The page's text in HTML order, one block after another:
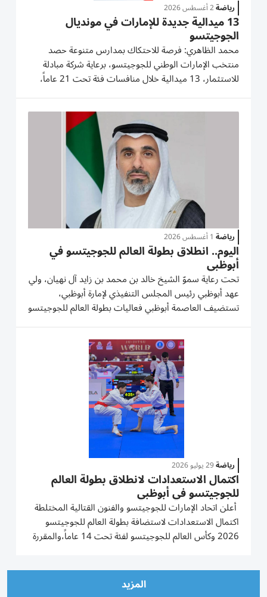
رياضة2 أغسطس 2026
13 ميدالية جديدة للإمارات في مونديال
الجوجيتسو
محمد الظاهري: فرصة للاحتكاك بمدارس متنوعة حصد
منتخب الإمارات الوطني للجوجيتسو، برعاية شركة مبادلة
للاستثمار، 13 ميدالية خلال منافسات فئة تحت 21 عاماً،
التي أقيمت، أمس الأحد، في مبادلة أرينا، ضمن بطولة العالم
للجوجيتسو 2026. وكان منتخبنا دشن منافسات اليوم الأول،
رياضة 1 أغسطس 2026
اليوم.. انطلاق بطولة العالم للجوجيتسو في
أبوظبي
تحت رعاية سموّ الشيخ خالد بن محمد بن زايد آل نهيان، ولي
عهد أبوظبي رئيس المجلس التنفيذي لإمارة أبوظبي،
تستضيف العاصمة أبوظبي فعاليات بطولة العالم للجوجيتسو
2026، حتى 9 أغسطس المقبل في «مبادلة أرينا». يأتي
تنظيم البطولة في إطار التعاون بين الاتحادين الدولي
رياضة29 يوليو 2026
اكتمال الاستعدادات لانطلاق بطولة العالم
للجوجيتسو في أبوظبي
أعلن اتحاد الإمارات للجوجيتسو والفنون القتالية المختلطة
اكتمال الاستعدادات لاستضافة بطولة العالم للجوجيتسو
2026 وكأس العالم للجوجيتسو لفئة تحت 14 عاماً،والمقررة
المزيد